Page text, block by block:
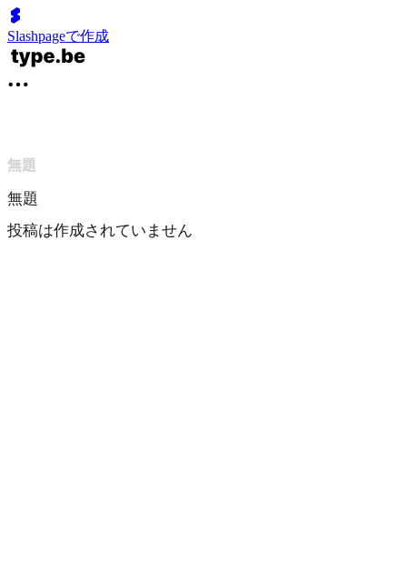
Slashpageで作成
無題
無題
投稿は作成されていません